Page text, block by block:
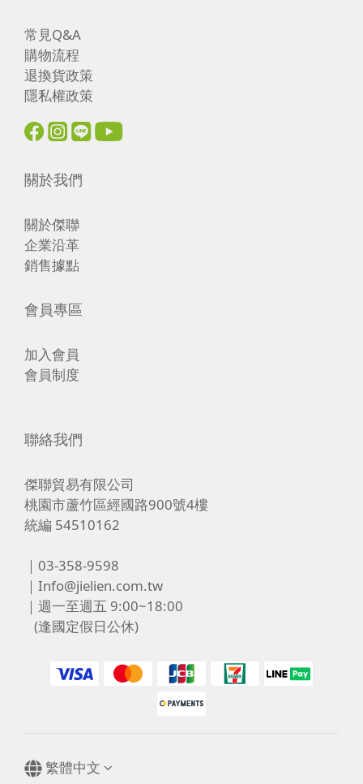
常見Q&A
購物流程
退換貨政策
隱私權政策
關於我們
關於傑聯
企業沿革
銷售據點
會員專區
加入會員
會員制度
聯絡我們
傑聯貿易有限公司
桃園市蘆竹區經國路900號4樓
統編 54510162
｜03-358-9598
｜Info@jielien.com.tw
｜週一至週五 9:00~18:00
(逢國定假日公休)
繁體中文